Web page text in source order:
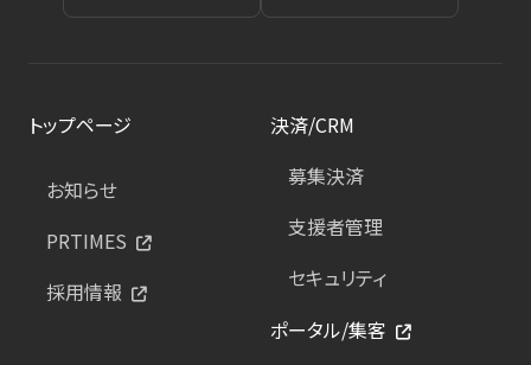
トップページ
お知らせ
PRTIMES
採用情報
決済/CRM
募集決済
支援者管理
セキュリティ
ポータル/集客